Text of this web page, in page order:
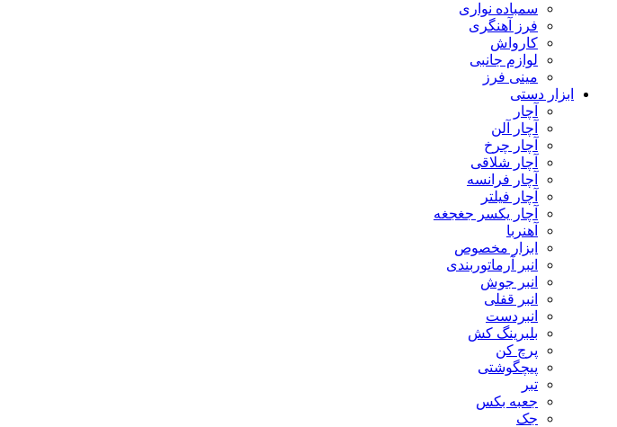
سمباده نواری
فرز آهنگری
کارواش
لوازم جانبی
مینی فرز
ابزار دستی
آچار
آچار آلن
آچار چرخ
آچار شلاقی
آچار فرانسه
آچار فیلتر
آچار یکسر جغجغه
آهنربا
ابزار مخصوص
انبر آرماتوربندی
انبر جوش
انبر قفلی
انبردست
بلبرینگ کش
پرچ کن
پیچگوشتی
تبر
جعبه بکس
جک